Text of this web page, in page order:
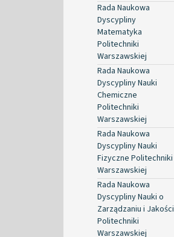
Rada Naukowa
Dyscypliny
Matematyka
Politechniki
Warszawskiej
Rada Naukowa
Dyscypliny Nauki
Chemiczne
Politechniki
Warszawskiej
Rada Naukowa
Dyscypliny Nauki
Fizyczne Politechniki
Warszawskiej
Rada Naukowa
Dyscypliny Nauki o
Zarządzaniu i Jakości
Politechniki
Warszawskiej